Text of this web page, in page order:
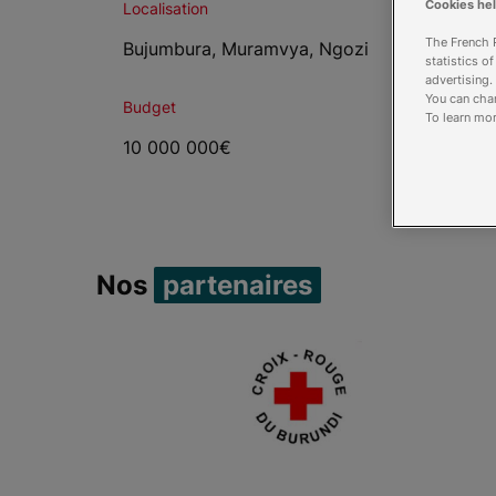
Localisation
Bujumbura, Muramvya, Ngozi
Budget
10 000 000€
Nos partenaires
Cookies
The French
statistics of
advertising.
You can
To learn